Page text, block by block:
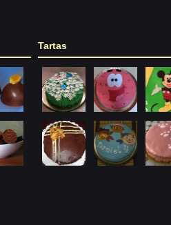
Tartas